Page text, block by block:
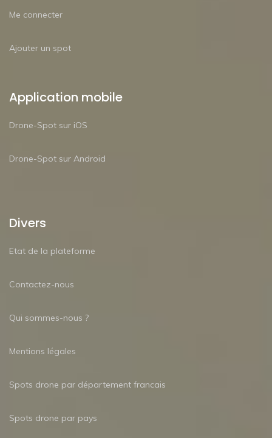
Me connecter
Ajouter un spot
Application mobile
Drone-Spot sur iOS
Drone-Spot sur Android
Divers
Etat de la plateforme
Contactez-nous
Qui sommes-nous ?
Mentions légales
Spots drone par département francais
Spots drone par pays